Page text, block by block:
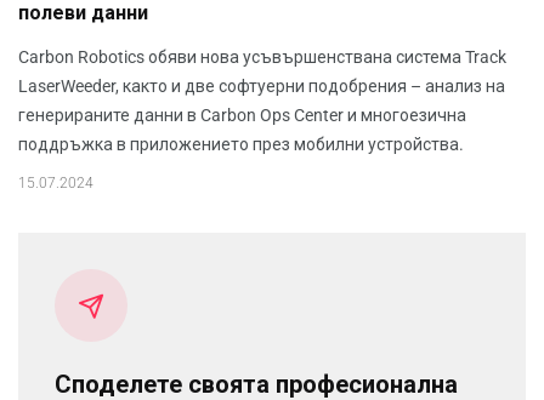
полеви данни
Carbon Robotics обяви нова усъвършенствана система Track
LaserWeeder, както и две софтуерни подобрения – анализ на
генерираните данни в Carbon Ops Center и многоезична
поддръжка в приложението през мобилни устройства.
15.07.2024
Споделете своята професионална